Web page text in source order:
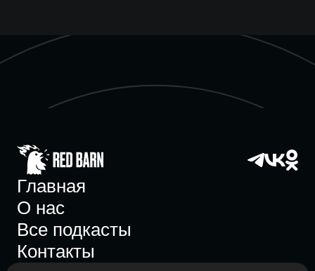
Главная
О нас
Все подкасты
Контакты